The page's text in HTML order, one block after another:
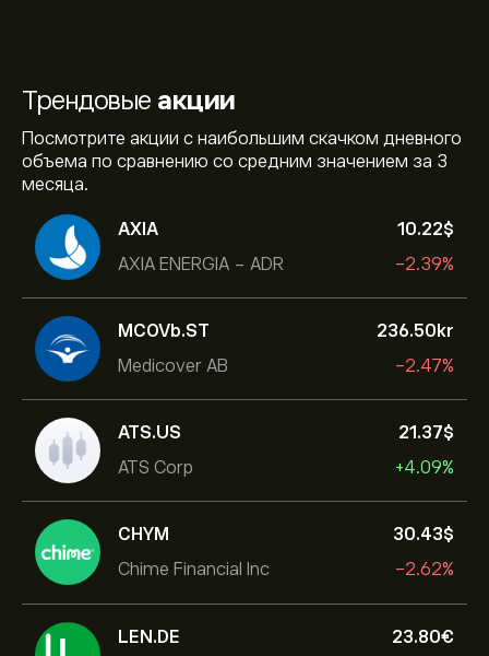
Трендовые акции
Посмотрите акции с наибольшим скачком дневного
объема по сравнению со средним значением за 3
месяца.
AXIA
AXIA ENERGIA - ADR
10.22‎$‎
-2.39%
MCOVb.ST
Medicover AB
236.50‎kr‎
-2.47%
ATS.US
ATS Corp
21.37‎$‎
+4.09%
CHYM
Chime Financial Inc
30.43‎$‎
-2.62%
LEN.DE
23.80‎€‎